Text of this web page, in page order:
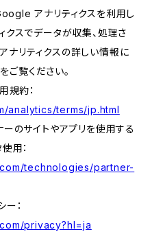
アナリティクスを利用し
クスでデータが収集、処理さ
リティクスの詳しい情報に
ご覧ください。
規約：
analytics/terms/jp.html
のサイトやアプリを使用する
用：
technologies/partner-
：
privacy?hl=ja